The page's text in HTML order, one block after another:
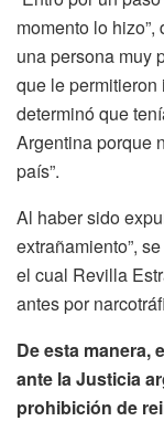
momento lo
una persona muy
que le
determinó que
Argentina porque
país”.
Al haber sido
extrañamiento”,
el cual Revilla
antes por
De esta manera,
ante la Justicia
prohibición de